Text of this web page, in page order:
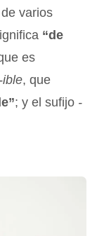
varios
“de
es
-ible, que
; y el sufijo -